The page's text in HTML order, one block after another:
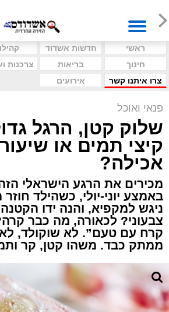
ראשי חדשות אשדוד
חינוך
בריאות צרכנות
צרו איתנו קשר
אירועים
פנאי ואוכל
שלוק קטן, הרגל
קיצי תמים או
אכילה?
מכירים את הרגע הישראלי
באמצע יוני-יולי, כשהילד
ניגש למקפיא, והנה ידו
צבעוני? לכאורה, מה כבר
קרח עם טעם”. לא שוקולד, לא
ממתק כבד. משהו קטן, קר